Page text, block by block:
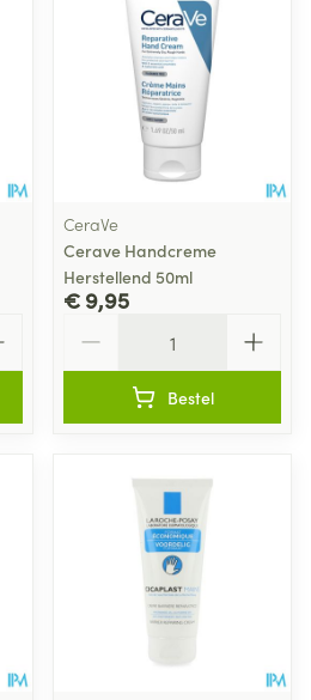
CeraVe
Cerave Handcreme
Herstellend 50ml
€ 9,95
Bestel